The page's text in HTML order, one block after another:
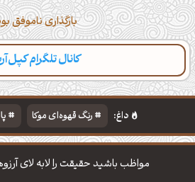
بارگذاری ناموفق
کانال تلگرام
داغ: رنگ قهوه‌ای موکا
دانلود والپیپر مذهبی
مواظب باشید حقیقت را لابه لای